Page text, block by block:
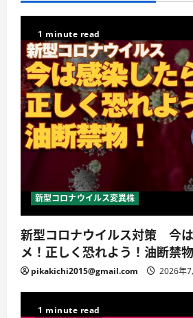
1 minute read
新型コロナウイルス変異株
新型コロナウイルス対策 今
メ！正しく恐れよう！油断禁物
pikakichi2015@gmail.com 2026年7
1 minute read